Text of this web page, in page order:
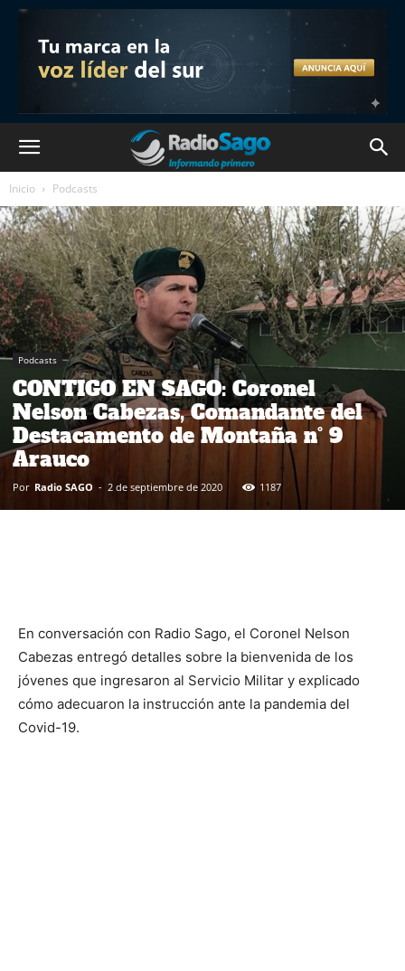
Inicio Podcasts
Podcasts
CONTIGO EN SAGO: Coronel
Nelson Cabezas, Comandante del
Destacamento de Montaña n° 9
Arauco
Por Radio SAGO - 2 de septiembre de 2020 1187
En conversación con Radio Sago, el Coronel Nelson
Cabezas entregó detalles sobre la bienvenida de los
jóvenes que ingresaron al Servicio Militar y explicado
cómo adecuaron la instrucción ante la pandemia del
Covid-19.